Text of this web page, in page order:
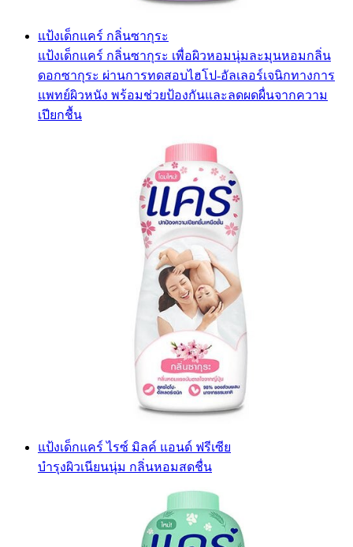
แป้งเด็กแคร์ กลิ่นซากุระ
แป้งเด็กแคร์ กลิ่นซากุระ เพื่อผิวหอมนุ่มละมุนหอมกลิ่น
ดอกซากุระ ผ่านการทดสอบไฮโป-อัลเลอร์เจนิกทางการ
แพทย์ผิวหนัง พร้อมช่วยป้องกันและลดผดผื่นจากความ
เปียกชื้น
แป้งเด็กแคร์ ไรซ์ มิลค์ แอนด์ ฟรีเซีย
บำรุงผิวเนียนนุ่ม กลิ่นหอมสดชื่น